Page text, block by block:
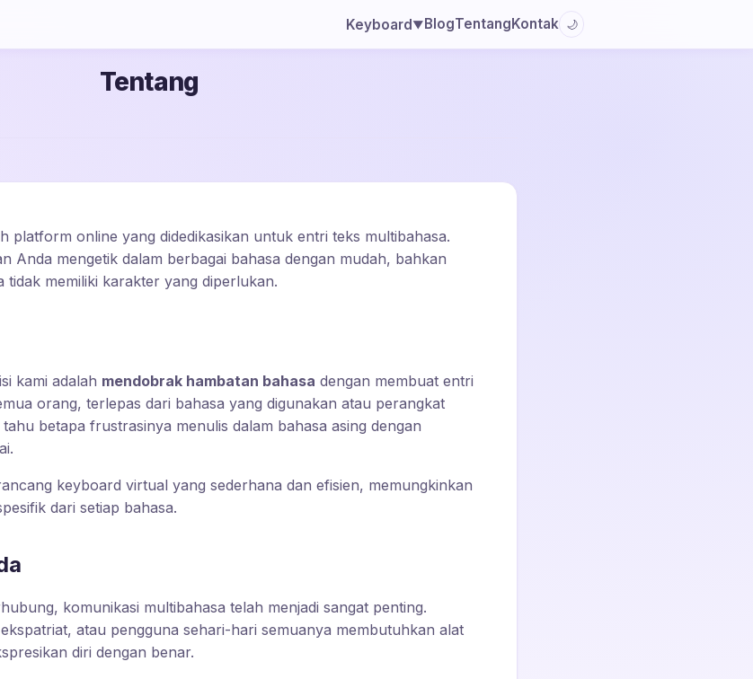
Keyboard▼BlogTentangKontak 🌙
Tentang
platform online yang didedikasikan untuk entri teks multibahasa.
Anda mengetik dalam berbagai bahasa dengan mudah, bahkan
tidak memiliki karakter yang diperlukan.
kami adalah mendobrak hambatan bahasa dengan membuat entri
orang, terlepas dari bahasa yang digunakan atau perangkat
betapa frustrasinya menulis dalam bahasa asing dengan
keyboard virtual yang sederhana dan efisien, memungkinkan
dari setiap bahasa.
komunikasi multibahasa telah menjadi sangat penting.
atau pengguna sehari-hari semuanya membutuhkan alat
diri dengan benar.